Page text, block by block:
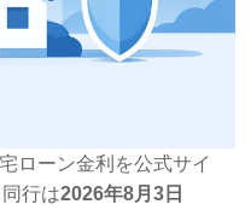
ローン金利を公式サイ
行は2026年8月3日